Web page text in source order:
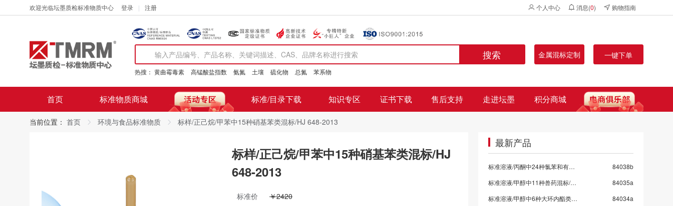
欢迎光临坛墨质检标准物质中心 登录 注册 个人中心 消息(0) 购物指南
搜索 金属混标定制 一键下单
热搜： 黄曲霉毒素 高锰酸盐指数 氨氮 土壤 硫化物 总氮 苯系物
首页 标准物质商城 标准/目录下载 知识专区 证书下载 售后支持 走进坛墨 积分商城
当前位置： 首页 环境与食品标准物质 标样/正己烷/甲苯中15种硝基苯类混标/HJ 648-2013
标样/正己烷/甲苯中15种硝基苯类混标/HJ
648-2013
标准价
￥2420
最新产品
标准溶液/丙酮中24种氯苯和有机氯混标
84038b
标准溶液/甲醇中11种兽药混标/SN/T 5724-2025-9
84035a
标准溶液/甲醇中6种大环内酯类抗生素混标/SN/T 5724-2025-8/保质期6个月
84034a